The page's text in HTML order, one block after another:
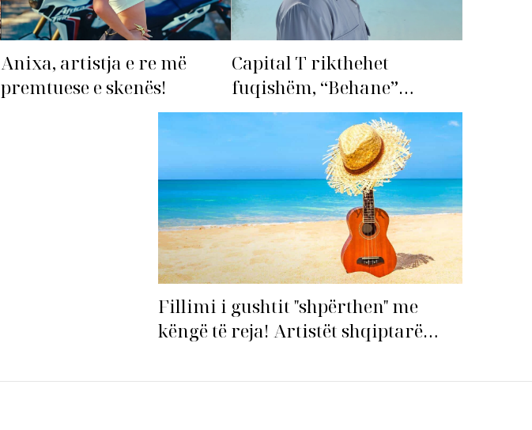
Anixa, artistja e re më
premtuese e skenës!
Capital T rikthehet
fuqishëm, “Behane”
premton të bëhet fiksimi i
Fillimi i gushtit "shpërthen" me
këngë të reja! Artistët shqiptarë